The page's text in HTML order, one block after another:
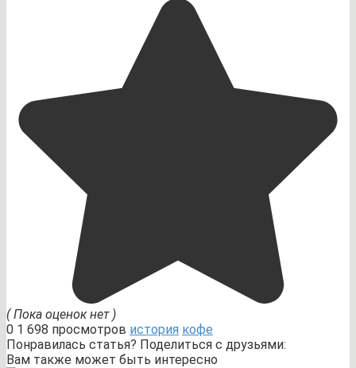
( Пока оценок нет )
0 1 698 просмотров история кофе
Понравилась статья? Поделиться с друзьями:
Вам также может быть интересно